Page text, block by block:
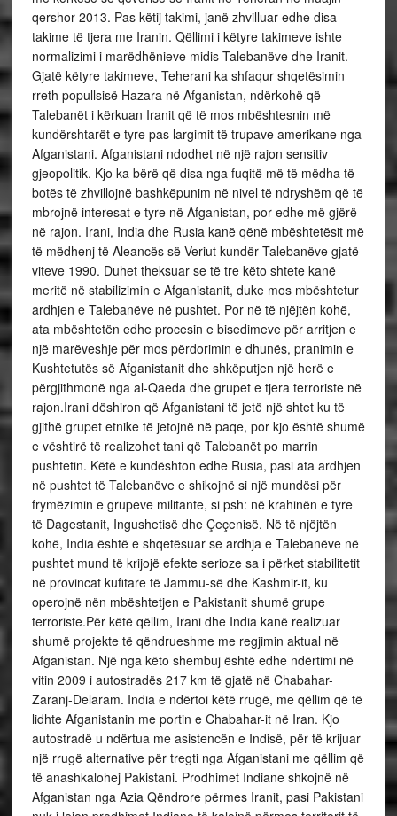
qershor 2013. Pas këtij takimi, janë zhvilluar edhe disa
takime të tjera me Iranin. Qëllimi i këtyre takimeve ishte
normalizimi i marëdhënieve midis Talebanëve dhe Iranit.
Gjatë këtyre takimeve, Teherani ka shfaqur shqetësimin
rreth popullsisë Hazara në Afganistan, ndërkohë që
Talebanët i kërkuan Iranit që të mos mbështesnin më
kundërshtarët e tyre pas largimit të trupave amerikane nga
Afganistani. Afganistani ndodhet në një rajon sensitiv
gjeopolitik. Kjo ka bërë që disa nga fuqitë më të mëdha të
botës të zhvillojnë bashkëpunim në nivel të ndryshëm që të
mbrojnë interesat e tyre në Afganistan, por edhe më gjërë
në rajon. Irani, India dhe Rusia kanë qënë mbështetësit më
të mëdhenj të Aleancës së Veriut kundër Talebanëve gjatë
viteve 1990. Duhet theksuar se të tre këto shtete kanë
meritë në stabilizimin e Afganistanit, duke mos mbështetur
ardhjen e Talebanëve në pushtet. Por në të njëjtën kohë,
ata mbështetën edhe procesin e bisedimeve për arritjen e
një marëveshje për mos përdorimin e dhunës, pranimin e
Kushtetutës së Afganistanit dhe shkëputjen një herë e
përgjithmonë nga al-Qaeda dhe grupet e tjera terroriste në
rajon.Irani dëshiron që Afganistani të jetë një shtet ku të
gjithë grupet etnike të jetojnë në paqe, por kjo është shumë
e vështirë të realizohet tani që Talebanët po marrin
pushtetin. Këtë e kundështon edhe Rusia, pasi ata ardhjen
në pushtet të Talebanëve e shikojnë si një mundësi për
frymëzimin e grupeve militante, si psh: në krahinën e tyre
të Dagestanit, Ingushetisë dhe Çeçenisë. Në të njëjtën
kohë, India është e shqetësuar se ardhja e Talebanëve në
pushtet mund të krijojë efekte serioze sa i përket stabilitetit
në provincat kufitare të Jammu-së dhe Kashmir-it, ku
operojnë nën mbështetjen e Pakistanit shumë grupe
terroriste.Për këtë qëllim, Irani dhe India kanë realizuar
shumë projekte të qëndrueshme me regjimin aktual në
Afganistan. Një nga këto shembuj është edhe ndërtimi në
vitin 2009 i autostradës 217 km të gjatë në Chabahar-
Zaranj-Delaram. India e ndërtoi këtë rrugë, me qëllim që të
lidhte Afganistanin me portin e Chabahar-it në Iran. Kjo
autostradë u ndërtua me asistencën e Indisë, për të krijuar
një rrugë alternative për tregti nga Afganistani me qëllim që
të anashkalohej Pakistani. Prodhimet Indiane shkojnë në
Afganistan nga Azia Qëndrore përmes Iranit, pasi Pakistani